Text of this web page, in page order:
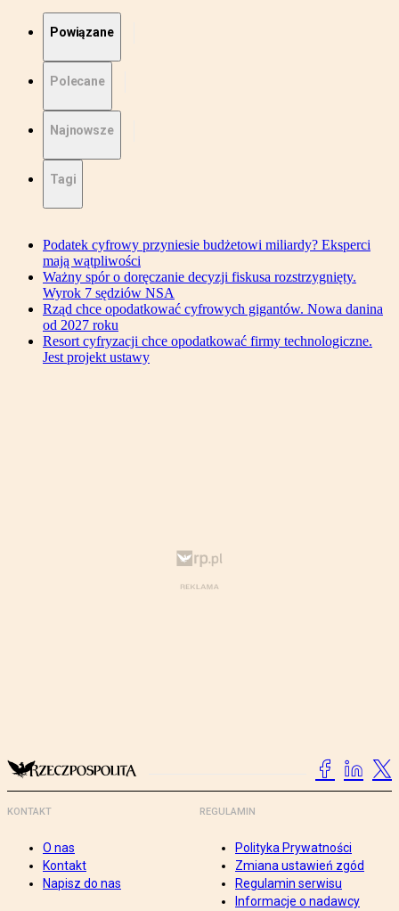
Powiązane
Polecane
Najnowsze
Tagi
Podatek cyfrowy przyniesie budżetowi miliardy? Eksperci
mają wątpliwości
Ważny spór o doręczanie decyzji fiskusa rozstrzygnięty.
Wyrok 7 sędziów NSA
Rząd chce opodatkować cyfrowych gigantów. Nowa danina
od 2027 roku
Resort cyfryzacji chce opodatkować firmy technologiczne.
Jest projekt ustawy
KONTAKT
O nas
Kontakt
Napisz do nas
REGULAMIN
Polityka Prywatności
Zmiana ustawień zgód
Regulamin serwisu
Informacje o nadawcy